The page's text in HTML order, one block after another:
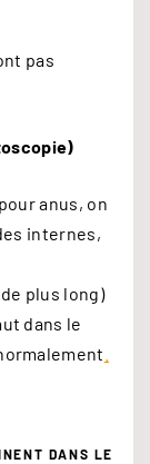
pas
anus, on
internes,
plus long)
dans le
DANS LE